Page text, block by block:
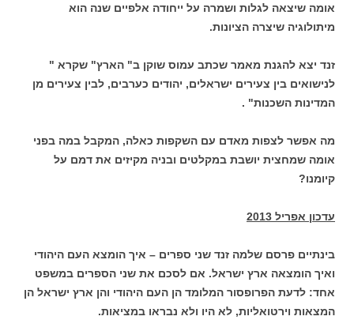
אומה שיצאה לגלות ושמרה על ייחודה אלפיים שנה הוא
מיתולוגיה שיצרה הציונות.
זנד יצא להגנת מאמר שכתב עמוס שוקן ב" הארץ" שקרא "
לנישואים בין צעירים ישראלים, יהודים כערבים, לבין צעירים מן
המדינות השכנות" .
מה אפשר לצפות מאדם עם השקפות כאלה, המקבל במה בפני
אומה שמחצית יושבת במקלטים ובניה מקיזים את דמם על
קיומנו?
עדכון אפריל 2013
בינתיים פרסם שלמה זנד שני ספרים – איך הומצא העם היהודי
ואיך הומצאה ארץ ישראל. אם לסכם את שני הספרים במשפט
אחד: לדעת הפרופסור המלומד הן העם היהודי והן ארץ ישראל הן
המצאות וירטואליות, לא היו ולא נבראו במציאות.